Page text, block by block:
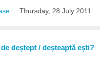
: : Thursday, 28 July 2011
deștept / deșteaptă ești?